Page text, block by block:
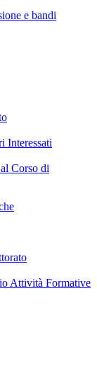
e bandi
Interessati
Corso di
Attività Formative